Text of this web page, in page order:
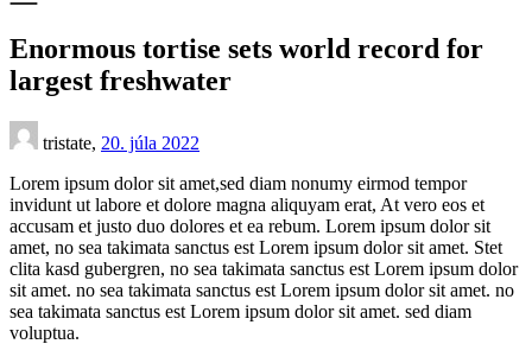
Enormous tortise sets world record for
largest freshwater
tristate, 20. júla 2022
Lorem ipsum dolor sit amet,sed diam nonumy eirmod tempor
invidunt ut labore et dolore magna aliquyam erat, At vero eos et
accusam et justo duo dolores et ea rebum. Lorem ipsum dolor sit
amet, no sea takimata sanctus est Lorem ipsum dolor sit amet. Stet
clita kasd gubergren, no sea takimata sanctus est Lorem ipsum dolor
sit amet. no sea takimata sanctus est Lorem ipsum dolor sit amet. no
sea takimata sanctus est Lorem ipsum dolor sit amet. sed diam
voluptua.